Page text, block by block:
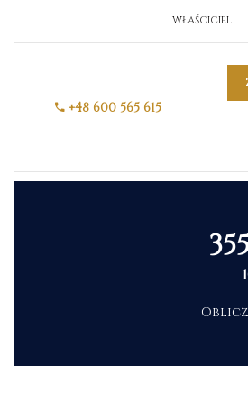
WŁAŚCICIEL
+48 600 565 615